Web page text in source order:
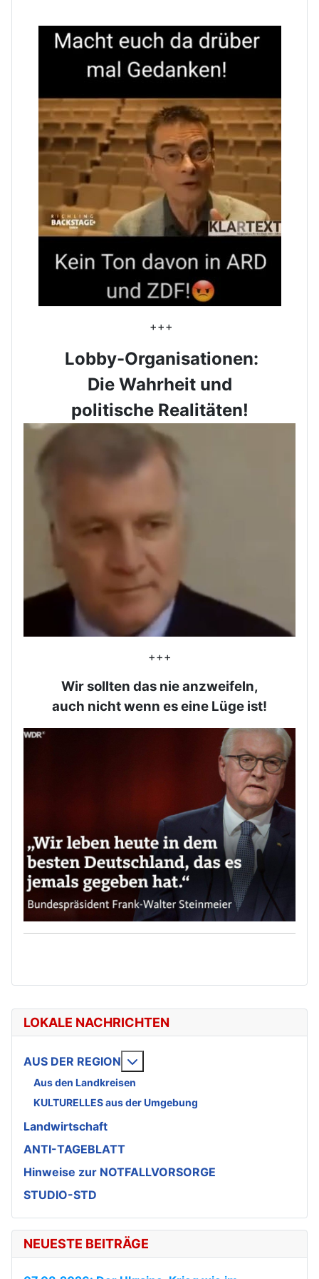
LOKALE NACHRICHTEN
AUS DER REGION
Aus den Landkreisen
KULTURELLES aus der Umgebung
Landwirtschaft
ANTI-TAGEBLATT
Hinweise zur NOTFALLVORSORGE
STUDIO-STD
NEUESTE BEITRÄGE
+++
Lobby-Organisationen:
Die Wahrheit und
politische Realitäten!
+++
Wir sollten das nie anzweifeln,
auch nicht wenn es eine Lüge ist!